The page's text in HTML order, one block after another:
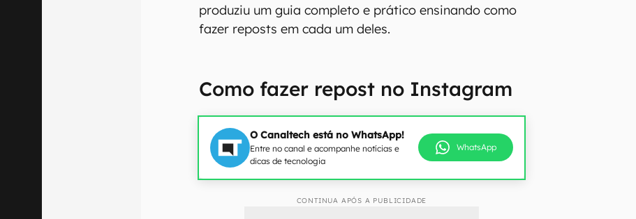
produziu um guia completo e prático ensinando como
fazer reposts em cada um deles.
Como fazer repost no Instagram
O Canaltech está no WhatsApp!
Entre no canal e acompanhe notícias e
dicas de tecnologia
WhatsApp
CONTINUA APÓS A PUBLICIDADE